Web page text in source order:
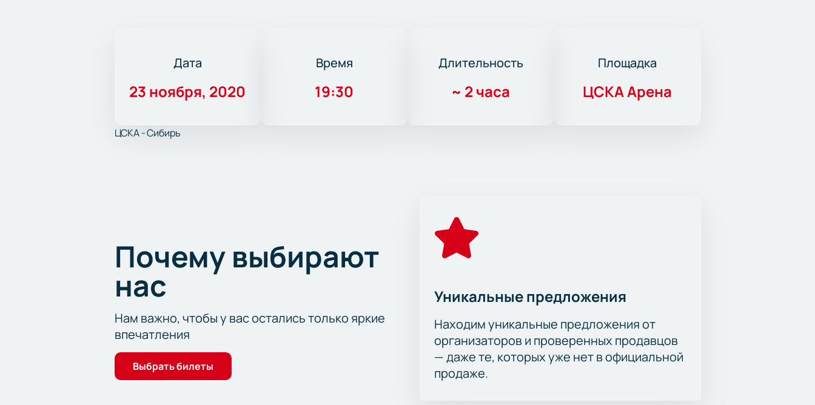
Дата
23 ноября, 2020
Время
19:30
Длительность
~ 2 часа
Площадка
ЦСКА Арена
ЦСКА - Сибирь
Почему выбирают
нас
Нам важно, чтобы у вас остались только яркие
впечатления
Выбрать билеты
Уникальные предложения
Находим уникальные предложения от
организаторов и проверенных продавцов
— даже те, которых уже нет в официальной
продаже.